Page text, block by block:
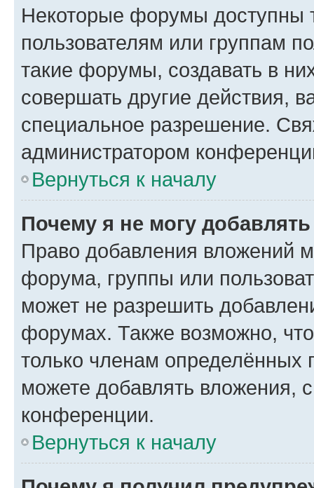
Некоторые форумы доступны
пользователям или группам
такие форумы, создавать в
совершать другие действия,
специальное разрешение.
администратором
Вернуться к началу
Почему я не могу
Право добавления вложений
форума, группы или
может не разрешить
форумах. Также возможно,
только членам определённых
можете добавлять вложения,
конференции.
Вернуться к началу